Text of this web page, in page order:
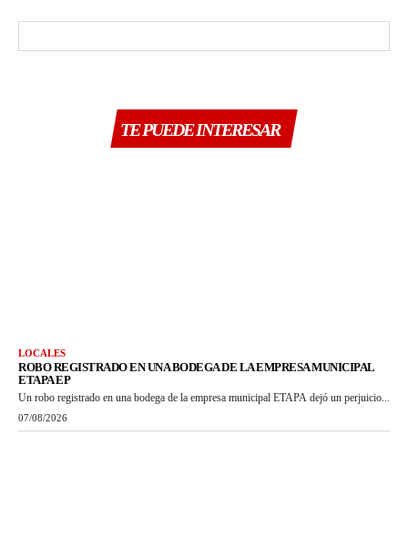
TE PUEDE INTERESAR
LOCALES
ROBO REGISTRADO EN UNA BODEGA DE LA EMPRESA MUNICIPAL
ETAPA EP
Un robo registrado en una bodega de la empresa municipal ETAPA dejó un perjuicio...
07/08/2026